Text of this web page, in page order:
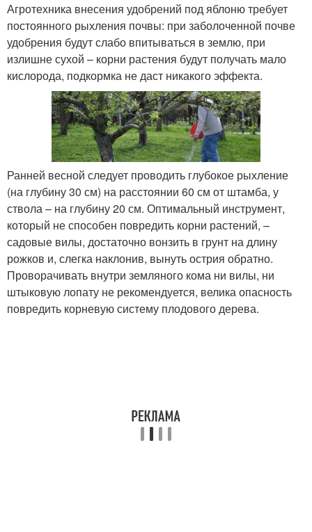
Агротехника внесения удобрений под яблоню требует
постоянного рыхления почвы: при заболоченной почве
удобрения будут слабо впитываться в землю, при
излишне сухой – корни растения будут получать мало
кислорода, подкормка не даст никакого эффекта.
Ранней весной следует проводить глубокое рыхление
(на глубину 30 см) на расстоянии 60 см от штамба, у
ствола – на глубину 20 см. Оптимальный инструмент,
который не способен повредить корни растений, –
садовые вилы, достаточно вонзить в грунт на длину
рожков и, слегка наклонив, вынуть острия обратно.
Проворачивать внутри земляного кома ни вилы, ни
штыковую лопату не рекомендуется, велика опасность
повредить корневую систему плодового дерева.